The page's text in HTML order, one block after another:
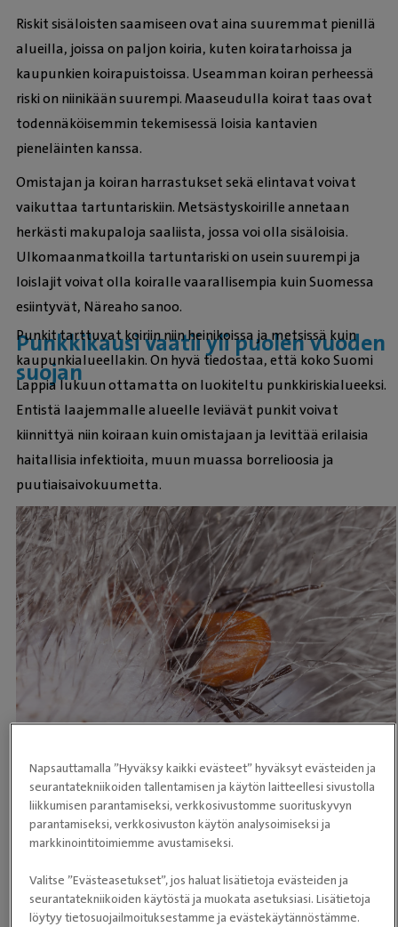
Riskit sisäloisten saamiseen ovat aina suuremmat pienillä
alueilla, joissa on paljon koiria, kuten koiratarhoissa ja
kaupunkien koirapuistoissa. Useamman koiran perheessä
riski on niinikään suurempi. Maaseudulla koirat taas ovat
todennäköisemmin tekemisessä loisia kantavien
pieneläinten kanssa.
Omistajan ja koiran harrastukset sekä elintavat voivat
vaikuttaa tartuntariskiin. Metsästyskoirille annetaan
herkästi makupaloja saaliista, jossa voi olla sisäloisia.
Ulkomaanmatkoilla tartuntariski on usein suurempi ja
loislajit voivat olla koiralle vaarallisempia kuin Suomessa
esiintyvät, Näreaho sanoo.
Punkkikausi vaatii yli puolen vuoden
suojan
Punkit tarttuvat koiriin niin heinikoissa ja metsissä kuin
kaupunkialueellakin. On hyvä tiedostaa, että koko Suomi
Lappia lukuun ottamatta on luokiteltu punkkiriskialueeksi.
Entistä laajemmalle alueelle leviävät punkit voivat
kiinnittyä niin koiraan kuin omistajaan ja levittää erilaisia
haitallisia infektioita, muun muassa borrelioosia ja
puutiaisaivokuumetta.
Koiralla tuleekin ollasuoja punkkeja vastaanläpi
punkkikauden eli aikaisesta keväästä myöhäiseen syksyyn.
joista omistaja ja eläinlääkäri voivat yhdessä valita koiralle
sopivimman. Vaihtoehdoista keskustellaan Evidensia-
Napsauttamalla ”Hyväksy kaikki evästeet” hyväksyt evästeiden ja
seurantatekniikoiden tallentamisen ja käytön laitteellesi sivustolla
liikkumisen parantamiseksi, verkkosivustomme suorituskyvyn
parantamiseksi, verkkosivuston käytön analysoimiseksi ja
markkinointitoimiemme avustamiseksi.
Valitse ”Evästeasetukset”, jos haluat lisätietoja evästeiden ja
seurantatekniikoiden käytöstä ja muokata asetuksiasi. Lisätietoja
löytyy tietosuojailmoituksestamme ja evästekäytännöstämme.